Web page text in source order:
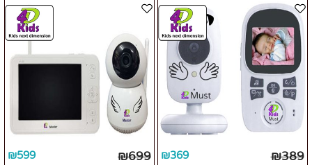
₪389
₪369
₪699
₪599